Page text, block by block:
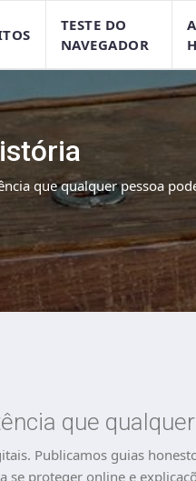
TESTE DO
NAVEGADOR
que qualquer pessoa
que
Publicamos guias
proteger online e